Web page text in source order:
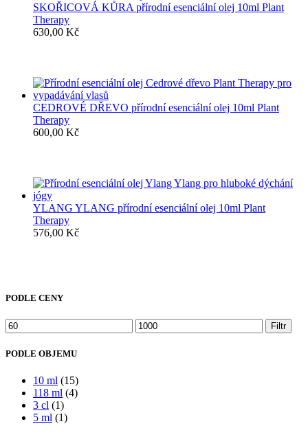
SKOŘICOVÁ KŮRA přírodní esenciální olej 10ml Plant
Therapy
630,00 Kč
CEDROVÉ DŘEVO přírodní esenciální olej 10ml Plant
Therapy
600,00 Kč
YLANG YLANG přírodní esenciální olej 10ml Plant
Therapy
576,00 Kč
PODLE CENY
Minimální
cena
Maximální
cena
Filtr
PODLE OBJEMU
10 ml (15)
118 ml (4)
3 cl (1)
5 ml (1)